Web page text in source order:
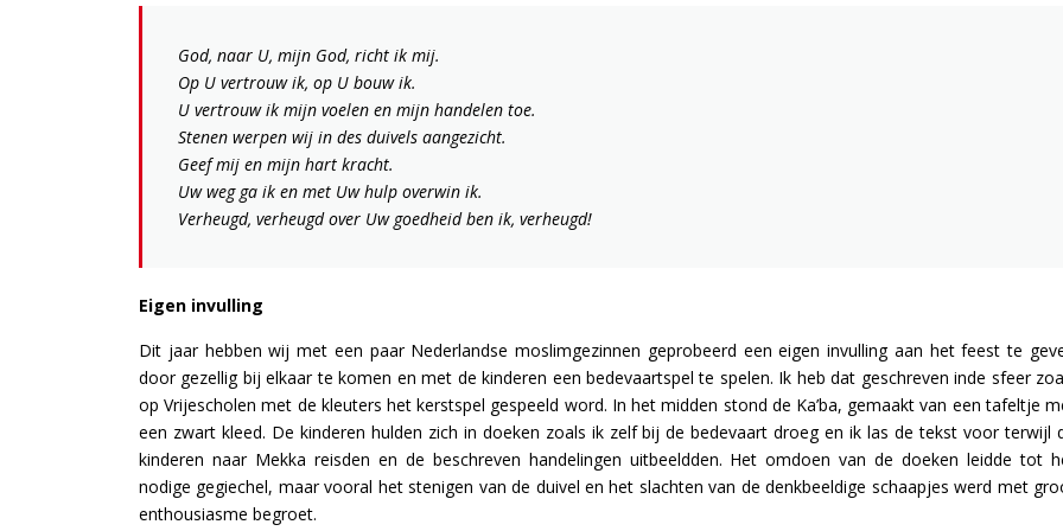
God, naar U, mijn God, richt ik mij.
Op U vertrouw ik, op U bouw ik.
U vertrouw ik mijn voelen en mijn handelen toe.
Stenen werpen wij in des duivels aangezicht.
Geef mij en mijn hart kracht.
Uw weg ga ik en met Uw hulp overwin ik.
Verheugd, verheugd over Uw goedheid ben ik, verheugd!
Eigen invulling
Dit jaar hebben wij met een paar Nederlandse moslimgezinnen geprobeerd een eigen invulling aan het feest te
door gezellig bij elkaar te komen en met de kinderen een bedevaartspel te spelen. Ik heb dat geschreven inde sfeer
op Vrijescholen met de kleuters het kerstspel gespeeld word. In het midden stond de Ka’ba, gemaakt van een tafeltje
een zwart kleed. De kinderen hulden zich in doeken zoals ik zelf bij de bedevaart droeg en ik las de tekst voor terwijl
kinderen naar Mekka reisden en de beschreven handelingen uitbeeldden. Het omdoen van de doeken leidde tot
nodige gegiechel, maar vooral het stenigen van de duivel en het slachten van de denkbeeldige schaapjes werd met
enthousiasme begroet.